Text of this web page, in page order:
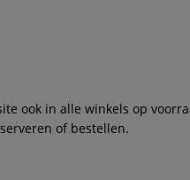
ook in alle winkels op
of bestellen.